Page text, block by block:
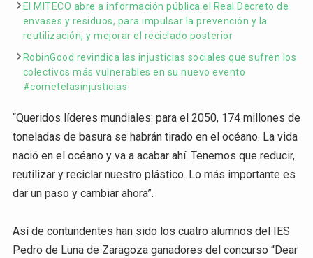
El MITECO abre a información pública el Real Decreto de
envases y residuos, para impulsar la prevención y la
reutilización, y mejorar el reciclado posterior
RobinGood revindica las injusticias sociales que sufren los
colectivos más vulnerables en su nuevo evento
#cometelasinjusticias
“Queridos líderes mundiales: para el 2050, 174 millones de
toneladas de basura se habrán tirado en el océano. La vida
nació en el océano y va a acabar ahí. Tenemos que reducir,
reutilizar y reciclar nuestro plástico. Lo más importante es
dar un paso y cambiar ahora”.
Así de contundentes han sido los cuatro alumnos del IES
Pedro de Luna de Zaragoza ganadores del concurso “Dear